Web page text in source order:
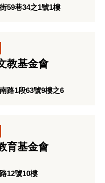
59巷34之1號1樓
教基金會
路1段63號9樓之6
育基金會
12號10樓